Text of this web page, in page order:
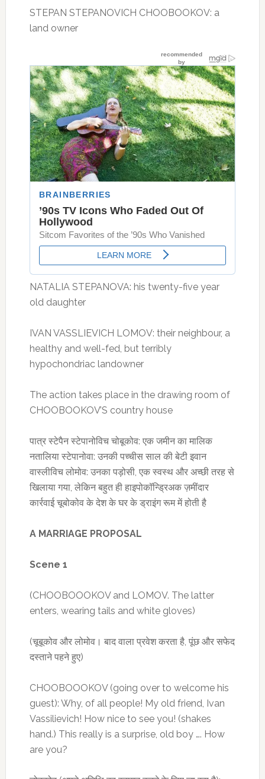
STEPAN STEPANOVICH CHOOBOOKOV: a
land owner
NATALIA STEPANOVA: his twenty-five year
old daughter
IVAN VASSLIEVICH LOMOV: their neighbour, a
healthy and well-fed, but terribly
hypochondriac landowner
The action takes place in the drawing room of
CHOOBOOKOV’S country house
पात्र स्टेपैन स्टेपानोविच चोबूकोव: एक जमीन का मालिक
नतालिया स्टेपानोवा: उनकी पच्चीस साल की बेटी इवान
वास्लीविच लोमोव: उनका पड़ोसी, एक स्वस्थ और अच्छी तरह से
खिलाया गया, लेकिन बहुत ही हाइपोकॉन्ड्रिअक ज़मींदार
कार्रवाई चूबोकोव के देश के घर के ड्राइंग रूम में होती है
A MARRIAGE PROPOSAL
Scene 1
(CHOOBOOOKOV and LOMOV. The latter
enters, wearing tails and white gloves)
(चूबूकोव और लोमोव। बाद वाला प्रवेश करता है, पूंछ और सफेद
दस्ताने पहने हुए)
CHOOBOOOKOV (going over to welcome his
guest): Why, of all people! My old friend, Ivan
Vassilievich! How nice to see you! (shakes
hand.) This really is a surprise, old boy …. How
are you?